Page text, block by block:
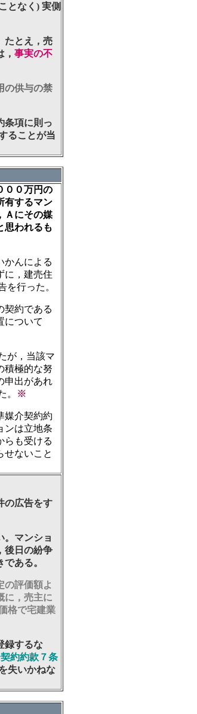
となく) 実側
たとえ，売
事実の不
の供与の禁
条項に則っ
ることが当
００万円の
有するマン
Ａにその媒
思われるも
かんによる
に，建売住
を行った。
契約である
について
が，当該マ
積極的な努
申出があれ
。 ※
媒介契約約
ンは立地条
らも受ける
せないこと
の広告をす
マンショ
後日の紛争
ある。
評価額よ
に，売主に
格で宅建業
録するな
約約款７条
失いかねな